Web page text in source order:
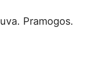
Pramogos.